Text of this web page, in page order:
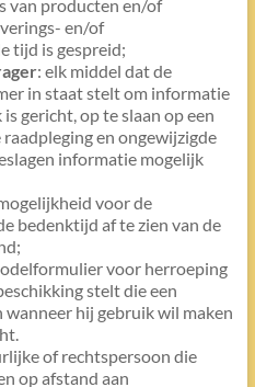
van producten en/of
en/of
tijd is gespreid;
: elk middel dat de
in staat stelt om informatie
gericht, op te slaan op een
en ongewijzigde
informatie mogelijk
voor de
bedenktijd af te zien van de
voor herroeping
stelt die een
hij gebruik wil maken
of rechtspersoon die
op afstand aan